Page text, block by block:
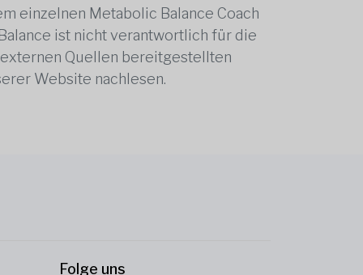
einzelnen Metabolic Balance Coach
ist nicht verantwortlich für die
Quellen bereitgestellten
Website nachlesen.
Folge uns